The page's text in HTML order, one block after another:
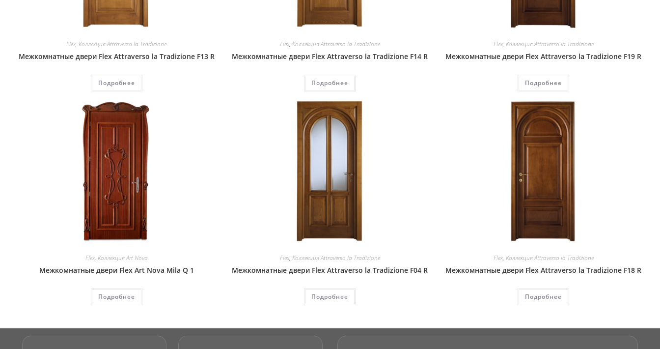
Flex,Коллекция Attraverso la Tradizione
Межкомнатные двери Flex Attraverso la Tradizione F13 R
Подробнее
Flex, Коллекция Attraverso la Tradizione
Межкомнатные двери Flex Attraverso la Tradizione F14 R
Подробнее
Flex, Коллекция Attraverso la Tradizione
Межкомнатные двери Flex Attraverso la Tradizione F19 R
Подробнее
Flex, Коллекция Art Nova
Межкомнатные двери Flex Art Nova Mila Q 1
Подробнее
Flex, Коллекция Attraverso la Tradizione
Межкомнатные двери Flex Attraverso la Tradizione F04 R
Подробнее
Flex, Коллекция Attraverso la Tradizione
Межкомнатные двери Flex Attraverso la Tradizione F18 R
Подробнее